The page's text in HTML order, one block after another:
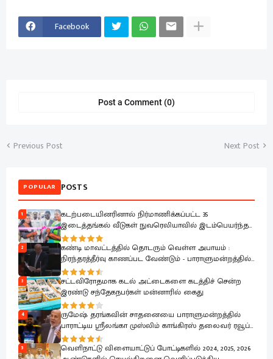
Facebook
Post a Comment (0)
Previous Post Next Post
POPULAR POSTS
1
கடற்படையினரினால் நிர்மாணிக்கப்பட்ட 35
இடைத்தங்கல் வீடுகள் நுவரெலியாவில் இடம்பெயர்ந்த
குடும்பங்களிடம் கையளிப்பு
2
கண்டி மாவட்டத்தில் தொடரும் வெள்ள அபாயம் :
நிரந்தரத்தீர்வு காணப்பட வேண்டும் - பாராளுமன்றத்தில்
ரவூப் ஹக்கீம் வலியுறுத்தல்
3
சட்டவிரோதமாக கடல் அட்டைகளை கடத்திச் சென்ற
இரண்டு சந்தேகநபர்கள் மன்னாரில் கைது
4
ருமேஷ் தரங்கவின் சாதனையை பாராளுமன்றத்தில்
பாராட்டிய ஸ்ரீலங்கா முஸ்லிம் காங்கிரஸ் தலைவர் ரவூப்
ஹக்கீம்
5
வெளிநாட்டு விளையாட்டுப் போட்டிகளில் 2024, 2025, 2026